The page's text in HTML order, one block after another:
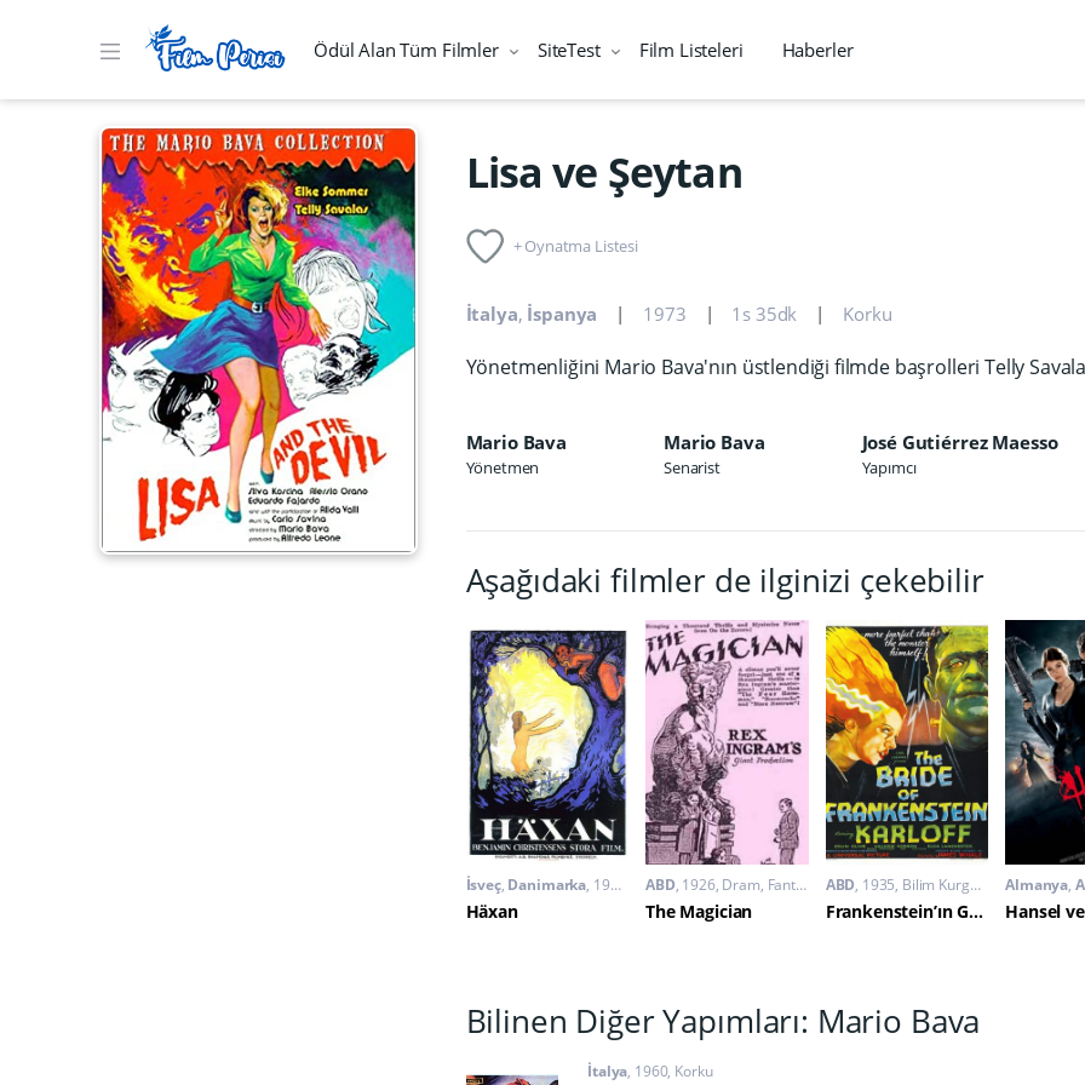
Ödül Alan Tüm Filmler SiteTest Film Listeleri Haberler
Lisa ve Şeytan
+ Oynatma Listesi
İtalya, İspanya 1973 1s 35dk Korku
Yönetmenliğini Mario Bava'nın üstlendiği filmde başrolleri Telly
Mario Bava
Yönetmen
Mario Bava
Senarist
José Gutiérrez Maesso
Yapımcı
Aşağıdaki filmler de ilginizi çekebilir
İsveç, Danimarka 1922 Belgesel,Korku
Häxan
ABD 1926 Dram, Fantastik ,Korku,Romantik
The Magician
ABD 1935 Bilim Kurgu , Fantastik,
Frankenstein’ın Gelini
Almanya,
Bilinen Diğer Yapımları: Mario Bava
İtalya 1960 Korku